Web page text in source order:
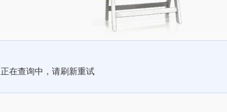
正在查询中，请刷新重试